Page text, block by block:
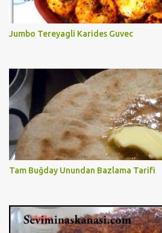
Jumbo Tereyagli Karides Guvec
Tam Buğday Unundan Bazlama Tarifi